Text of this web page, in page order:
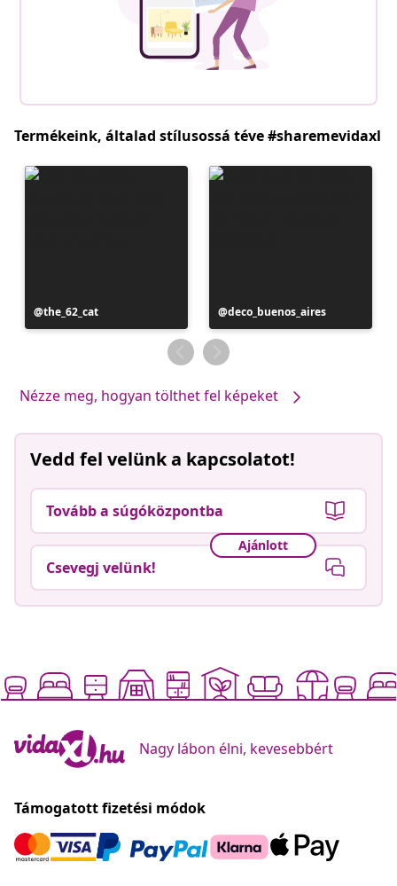
Termékeink, általad stílusossá téve #sharemevidaxl
Bejegyzés
közzétevője
the_62_cat
Bejegyzés
közzétevője
deco_buenos_aires
Nézze meg, hogyan tölthet fel képeket
Vedd fel velünk a kapcsolatot!
Tovább a súgóközpontba
Ajánlott
Csevegj velünk!
Nagy lábon élni, kevesebbért
Támogatott fizetési módok